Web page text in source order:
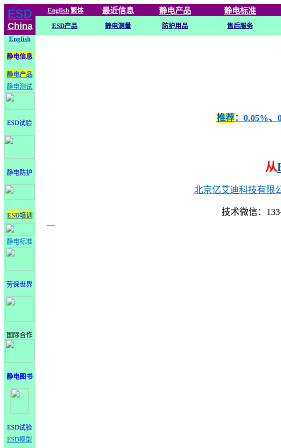
ESD
China
English 繁体 最近信息 静电产品 静电标准
ESD产品 静电测量 防护用品 售后服务
English
静电信息
静电产品
静电测试
ESD试验
静电防护
ESD培训
静电标准
劳保世界
国际合作
静电图书
ESD试验
ESD模型
推荐：0.05%
从
北京亿艾迪科技有限
技术微信：